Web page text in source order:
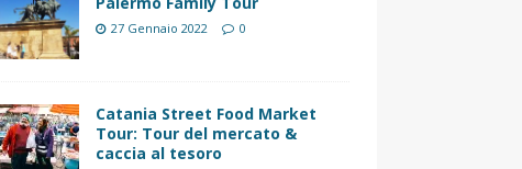
27 Gennaio 2022 0
Catania Street Food Market
Tour: Tour del mercato &
caccia al tesoro